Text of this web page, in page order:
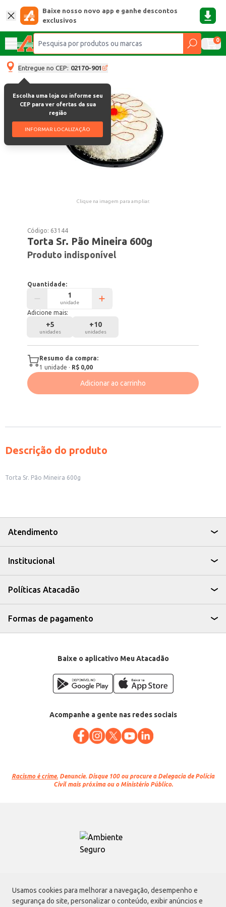
Usamos cookies para melhorar a navegação, desempenho e
segurança do site, personalizar o conteúdo, exibir anúncios e
Baixe nosso novo app e ganhe descontos
exclusivos
0
Entregue no CEP: 02170-901
Escolha uma loja ou informe seu
CEP para ver ofertas da sua
região
INFORMAR LOCALIZAÇÃO
Clique na imagem para ampliar.
Código: 63144
Torta Sr. Pão Mineira 600g
Produto indisponível
Quantidade:
unidade
Adicione mais:
+5
unidades
+10
unidades
Resumo da compra:
1 unidade · R$ 0,00
Adicionar ao carrinho
Descrição do produto
Torta Sr. Pão Mineira 600g
Atendimento
Institucional
Políticas Atacadão
Formas de pagamento
Baixe o aplicativo Meu Atacadão
Acompanhe a gente nas redes sociais
Racismo é crime. Denuncie. Disque 100 ou procure a Delegacia de Polícia
Civil mais próxima ou o Ministério Público.
Atacadão S.A.
Avenida Morvan Dias de Figueiredo, 6169, Vila Maria, São Paulo - SP | CEP
02170-901 | CNPJ: 75.315.333/0001-09